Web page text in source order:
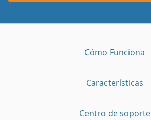
Cómo Funciona
Características
Centro de soporte